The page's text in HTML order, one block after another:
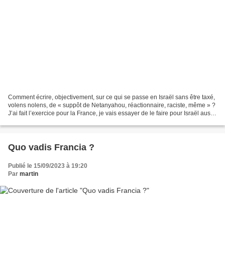
Comment écrire, objectivement, sur ce qui se passe en Israël sans être taxé,
volens nolens, de « suppôt de Netanyahou, réactionnaire, raciste, même » ?
J’ai fait l’exercice pour la France, je vais essayer de le faire pour Israël aussi.
Quo vadis Francia ?
Publié le 15/09/2023 à 19:20
Par martin